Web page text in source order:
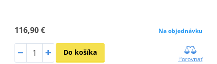
116,90 € Na objednávku
Do košíka
Porovnať